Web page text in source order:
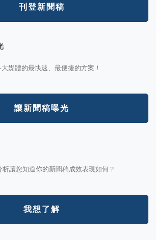
刊登新聞稿
媒體的最快速、最便捷的方案！
讓新聞稿曝光
讓您知道你的新聞稿成效表現如何？
我想了解